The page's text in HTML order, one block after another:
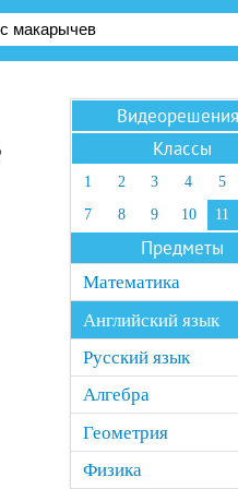
Видеорешения
Классы
1 2 3 4 5
7 8 9 10 11
Предметы
Математика
Английский язык
Русский язык
Алгебра
Геометрия
Физика